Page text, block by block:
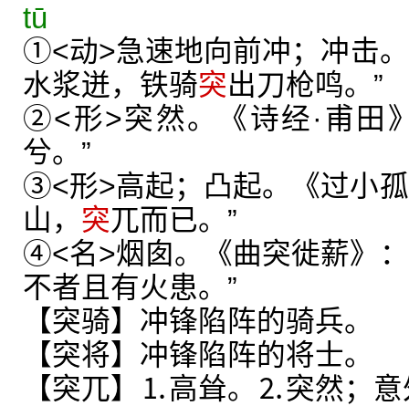
tū
①<动>急速地向前冲；冲击
水浆迸，铁骑突出刀枪鸣。”
②<形>突然。《诗经·甫田
兮。”
③<形>高起；凸起。《过小
山， 突兀而已。”
④<名>烟囱。《曲突徙薪》
不者且有火患。”
【突骑】冲锋陷阵的骑兵。
【突将】冲锋陷阵的将士。
【突兀】⒈高耸。⒉突然；意